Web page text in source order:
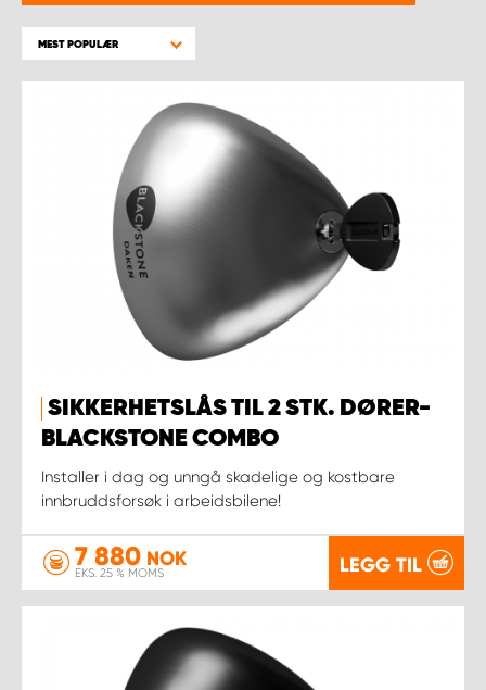
MEST POPULÆR
SIKKERHETSLÅS TIL 2 STK. DØRER-
BLACKSTONE COMBO
Installer i dag og unngå skadelige og kostbare
innbruddsforsøk i arbeidsbilene!
7 880 NOK
EKS. 25 % MOMS LEGG TIL
WORK SYSTEM BERGEN
WORK SYSTEM HORTEN
WORK SYSTEM KEY ACCOUNT
WORK SYSTEM NORWAY
WORK SYSTEM OSLO
WORK SYSTEM TRONDHEIM